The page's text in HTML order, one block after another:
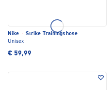
Nike · Strike Trainingshose
Unisex
€ 59,99